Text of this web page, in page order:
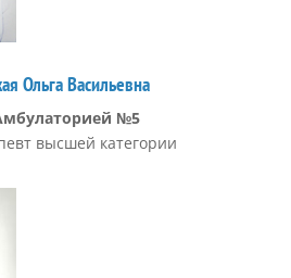
Ольга Васильевна
№5
высшей категории